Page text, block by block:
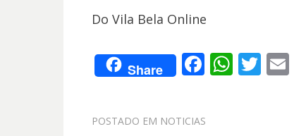
Do Vila Bela Online
Share F W T E
POSTADO EM NOTICIAS